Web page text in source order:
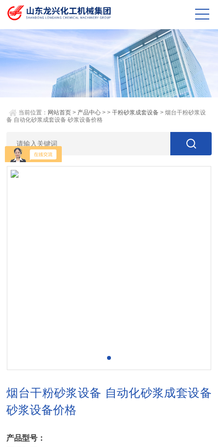
当前位置： 网站首页 > 产品中心 > >干粉砂浆成套设备 > 烟台干粉砂浆设
备 自动化砂浆成套设备 砂浆设备价格
烟台干粉砂浆设备 自动化砂浆成套设备
砂浆设备价格
产品型号：